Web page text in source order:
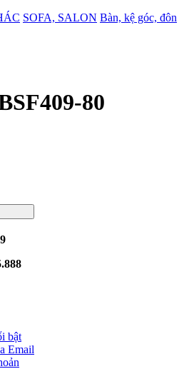
SOFA, SALON Bàn, kệ góc, đôn
80
bật
Email